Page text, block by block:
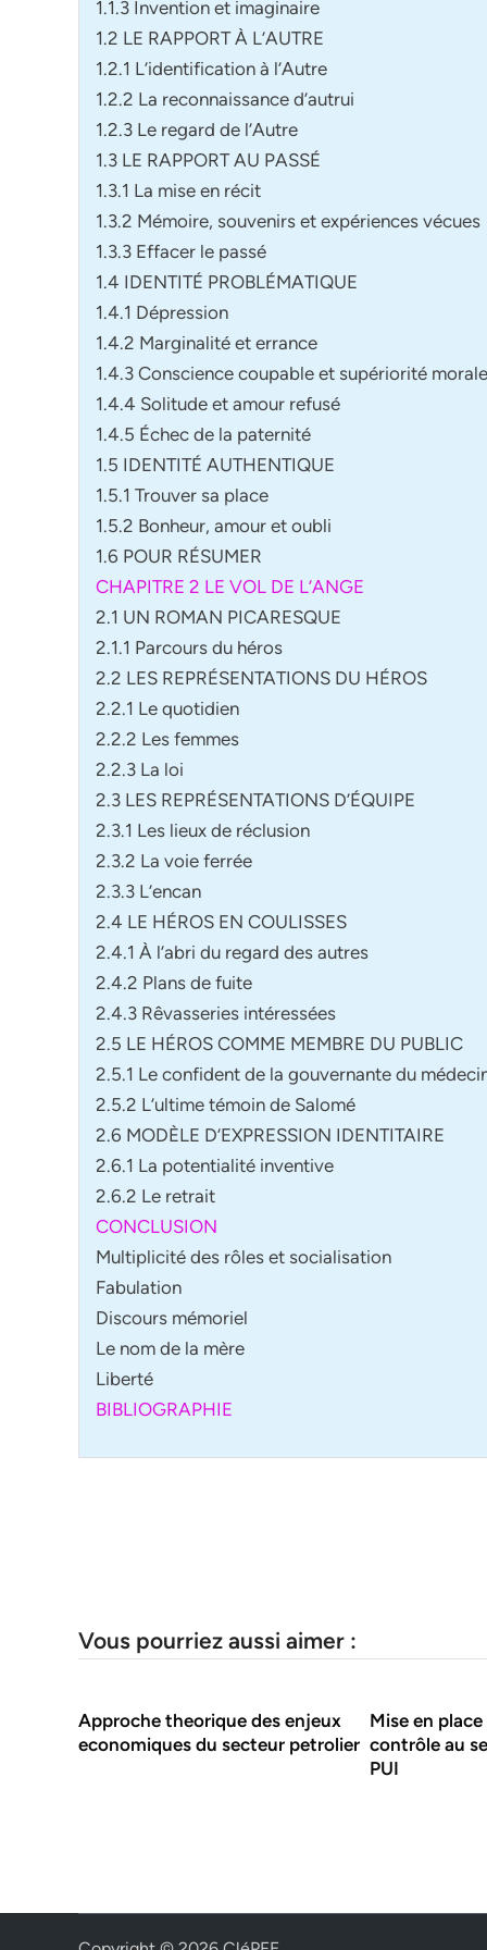
1.1.3 Invention et imaginaire
1.2 LE RAPPORT À L’AUTRE
1.2.1 L’identification à l’Autre
1.2.2 La reconnaissance d’autrui
1.2.3 Le regard de l’Autre
1.3 LE RAPPORT AU PASSÉ
1.3.1 La mise en récit
1.3.2 Mémoire, souvenirs et expériences vécues
1.3.3 Effacer le passé
1.4 IDENTITÉ PROBLÉMATIQUE
1.4.1 Dépression
1.4.2 Marginalité et errance
1.4.3 Conscience coupable et supériorité morale
1.4.4 Solitude et amour refusé
1.4.5 Échec de la paternité
1.5 IDENTITÉ AUTHENTIQUE
1.5.1 Trouver sa place
1.5.2 Bonheur, amour et oubli
1.6 POUR RÉSUMER
CHAPITRE 2 LE VOL DE L’ANGE
2.1 UN ROMAN PICARESQUE
2.1.1 Parcours du héros
2.2 LES REPRÉSENTATIONS DU HÉROS
2.2.1 Le quotidien
2.2.2 Les femmes
2.2.3 La loi
2.3 LES REPRÉSENTATIONS D’ÉQUIPE
2.3.1 Les lieux de réclusion
2.3.2 La voie ferrée
2.3.3 L’encan
2.4 LE HÉROS EN COULISSES
2.4.1 À l’abri du regard des autres
2.4.2 Plans de fuite
2.4.3 Rêvasseries intéressées
2.5 LE HÉROS COMME MEMBRE DU PUBLIC
2.5.1 Le confident de la gouvernante du
2.5.2 L’ultime témoin de Salomé
2.6 MODÈLE D’EXPRESSION IDENTITAIRE
2.6.1 La potentialité inventive
2.6.2 Le retrait
CONCLUSION
Multiplicité des rôles et socialisation
Fabulation
Discours mémoriel
Le nom de la mère
Liberté
BIBLIOGRAPHIE
Vous pourriez aussi aimer :
Approche theorique des enjeux
economiques du secteur petrolier
Mise en
contrôle au
PUI